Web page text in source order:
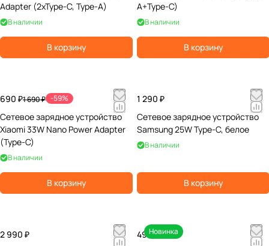
Adapter (2xType-C, Type-A)
В наличии
В корзину
A+Type-C)
В наличии
В корзину
690 ₽1 690 ₽ -59%
Сетевое зарядное устройство
Xiaomi 33W Nano Power Adapter
(Type-C)
В наличии
В корзину
1 290 ₽
Сетевое зарядное устройство
Samsung 25W Type-C, белое
В наличии
В корзину
2 990 ₽
Новинка
490 ₽